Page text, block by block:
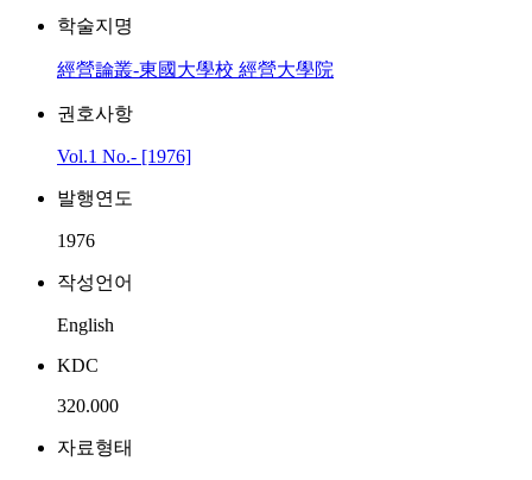
학술지명
經營論叢-東國大學校 經營大學院
권호사항
Vol.1 No.- [1976]
발행연도
1976
작성언어
English
KDC
320.000
자료형태